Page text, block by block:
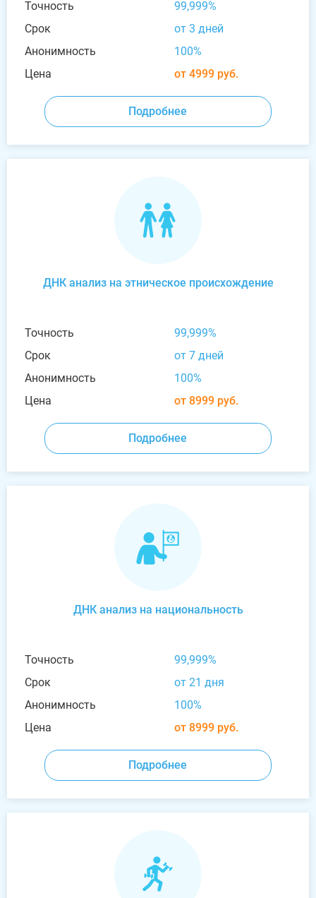
Точность
99,999%
Срок
от 3 дней
Анонимность
100%
Цена
от 4999 руб.
Подробнее
ДНК анализ на этническое происхождение
Точность
99,999%
Срок
от 7 дней
Анонимность
100%
Цена
от 8999 руб.
Подробнее
ДНК анализ на национальность
Точность
99,999%
Срок
от 21 дня
Анонимность
100%
Цена
от 8999 руб.
Подробнее